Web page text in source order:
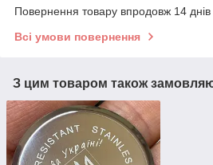
Повернення товару впродовж 14
Всі умови повернення
З цим товаром також